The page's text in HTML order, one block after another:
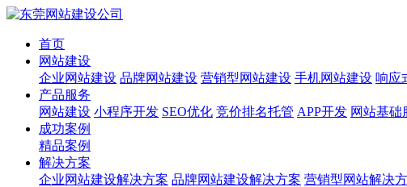
首页
网站建设
企业网站建设 品牌网站建设 营销型网站建设 手机网站建设 响应
产品服务
网站建设 小程序开发 SEO优化 竞价排名托管 APP开发 网站基础
成功案例
精品案例
解决方案
企业网站建设解决方案 品牌网站建设解决方案 营销型网站解决